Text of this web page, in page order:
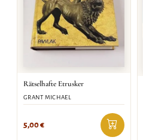
Rätselhafte Etrusker
GRANT MICHAEL
5,00€